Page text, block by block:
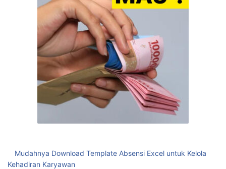
Mudahnya Download Template Absensi Excel untuk Kelola
Kehadiran Karyawan